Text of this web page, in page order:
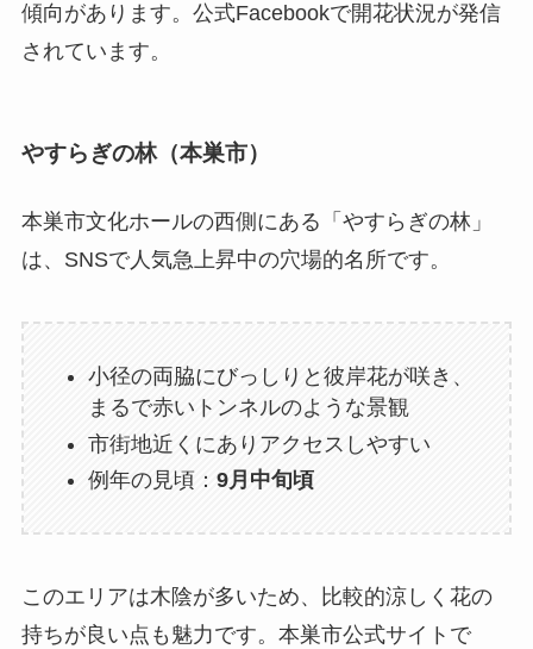
傾向があります。公式Facebookで開花状況が発信
されています。
やすらぎの林（本巣市）
本巣市文化ホールの西側にある「やすらぎの林」
は、SNSで人気急上昇中の穴場的名所です。
小径の両脇にびっしりと彼岸花が咲き、
まるで赤いトンネルのような景観
市街地近くにありアクセスしやすい
例年の見頃： 9月中旬頃
このエリアは木陰が多いため、比較的涼しく花の
持ちが良い点も魅力です。本巣市公式サイトで